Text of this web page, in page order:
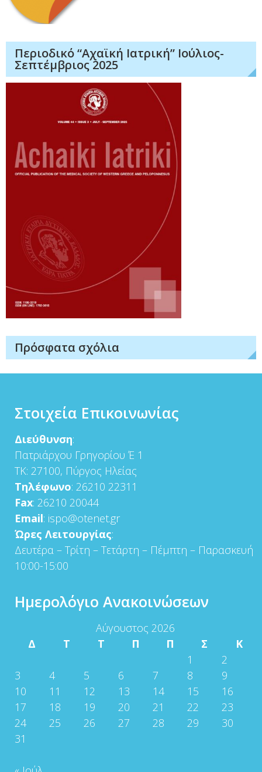
Περιοδικό “Αχαϊκή Ιατρική” Ιούλιος-
Σεπτέμβριος 2025
Πρόσφατα σχόλια
Στοιχεία Επικοινωνίας
Διεύθυνση:
Πατριάρχου Γρηγορίου Έ 1
ΤΚ: 27100, Πύργος Ηλείας
Τηλέφωνο: 26210 22311
Fax: 26210 20044
Email: ispo@otenet.gr
Ώρες Λειτουργίας:
Δευτέρα – Τρίτη – Τετάρτη – Πέμπτη – Παρασκευή
10:00-15:00
Ημερολόγιο Ανακοινώσεων
Αύγουστος 2026
Δ
Τ Τ Π Π Σ
Κ
1
2
3
4 5 6 7 8
9
10
11 12 13 14 15
16
17
18 19 20 21 22
23
24
25 26 27 28 29
30
31